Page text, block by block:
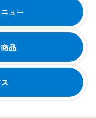
ュー
品